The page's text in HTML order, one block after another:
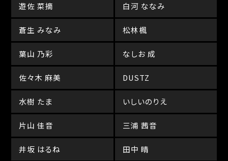
遊佐 菜摘 白河 ななみ
蒼生 みなみ 松林楓
葉山 乃彩 なしお 成
佐々木 麻美 DUSTZ
水樹 たま いしいのりえ
片山 佳音 三浦 茜音
井坂 はるね 田中 晴